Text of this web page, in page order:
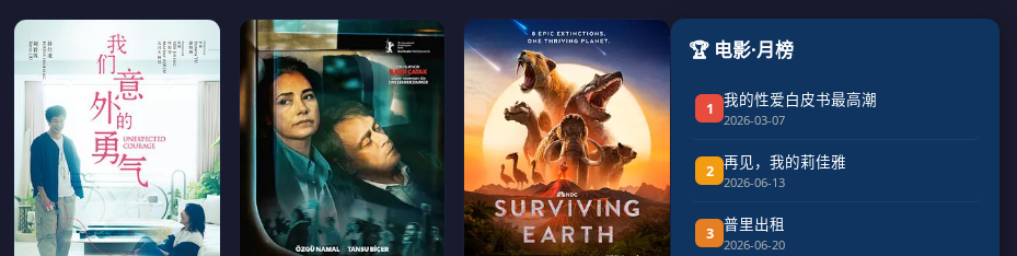
🏆 电影·月榜
1 我的性爱白皮书最高潮
2026-03-07
2 再见，我的莉佳雅
2026-06-13
3 普里出租
2026-06-20